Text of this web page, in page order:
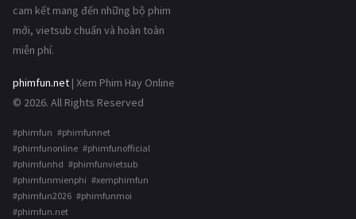
cam kết mang đến những bộ phim
mới, vietsub chuẩn và hoàn toàn
miễn phí.
phimfun.net | Xem Phim Hay Online
© 2026. All Rights Reserved
#phimfun #phimfunnet
#phimfunonline #phimfunofficial
#phimfunhd #phimfunvietsub
#phimfunmienphi #xemphimfun
#phimfun2026 #phimfunmoi
#phimfun.net